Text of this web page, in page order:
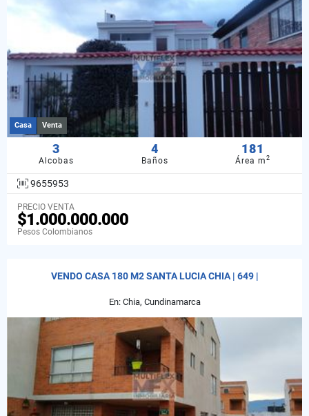
Casa Venta
3
Alcobas
4
Baños
181
Área m2
9655953
PRECIO VENTA
$1.000.000.000
Pesos Colombianos
VENDO CASA 180 M2 SANTA LUCIA CHIA | 649 |
En: Chia, Cundinamarca